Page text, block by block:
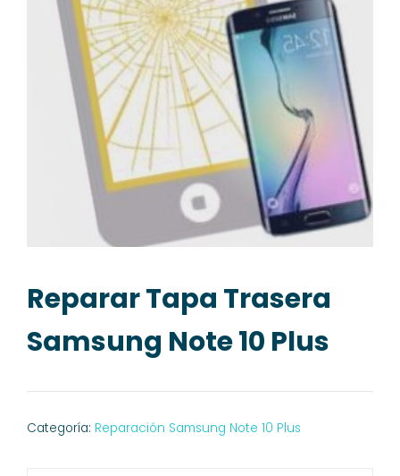
Reparar Tapa Trasera
Samsung Note 10 Plus
Categoría: Reparación Samsung Note 10 Plus